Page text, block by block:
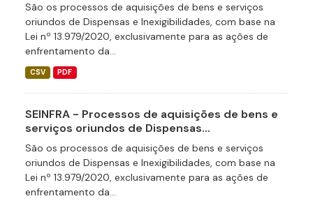
São os processos de aquisições de bens e serviços
oriundos de Dispensas e Inexigibilidades, com base na
Lei nº 13.979/2020, exclusivamente para as ações de
enfrentamento da...
CSV PDF
SEINFRA - Processos de aquisições de bens e
serviços oriundos de Dispensas...
São os processos de aquisições de bens e serviços
oriundos de Dispensas e Inexigibilidades, com base na
Lei nº 13.979/2020, exclusivamente para as ações de
enfrentamento da...